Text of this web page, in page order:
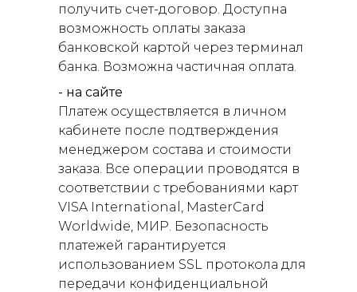
получить счет-договор. Доступна
возможность оплаты заказа
банковской картой через терминал
банка. Возможна частичная оплата.
- на сайте
Платеж осуществляется в личном
кабинете после подтверждения
менеджером состава и стоимости
заказа. Все операции проводятся в
соответствии с требованиями карт
VISA International, MasterCard
Worldwide, МИР. Безопасность
платежей гарантируется
использованием SSL протокола для
передачи конфиденциальной